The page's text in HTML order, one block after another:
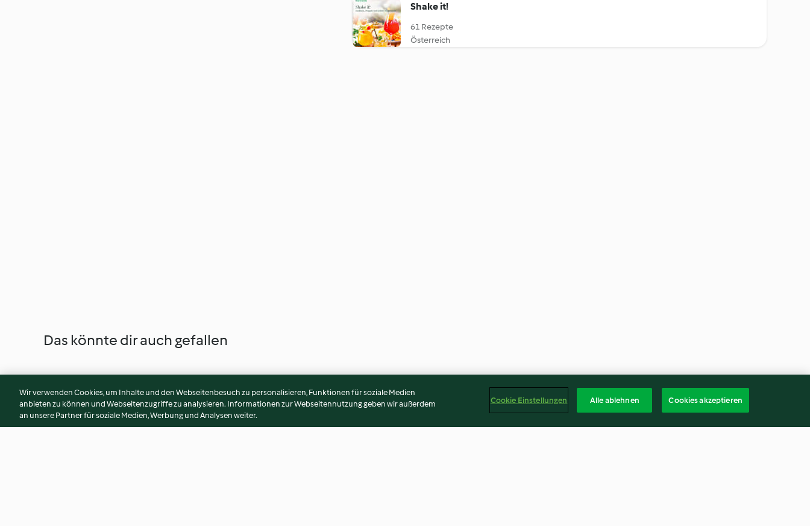
Shake it!
61 Rezepte
Österreich
Das könnte dir auch gefallen
Wir verwenden Cookies, um Inhalte und den Webseitenbesuch zu personalisieren, Funktionen für soziale Medien
anbieten zu können und Webseitenzugriffe zu analysieren. Informationen zur Webseitennutzung geben wir außerdem
an unsere Partner für soziale Medien, Werbung und Analysen weiter.
Cookie Einstellungen Alle ablehnen Cookies akzeptieren